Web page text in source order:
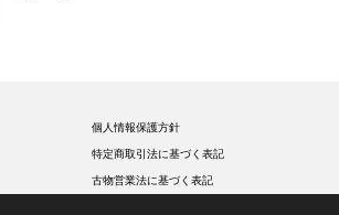
個人情報保護方針
特定商取引法に基づく表記
古物営業法に基づく表記